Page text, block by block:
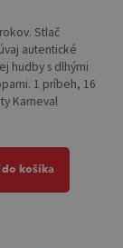
Stlač
autentické
hudby s dlhými
1 príbeh, 16
Karneval
košíka